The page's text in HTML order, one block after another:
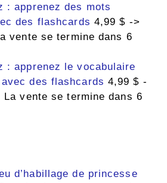
: apprenez des mots
des flashcards 4,99 $ ->
vente se termine dans 6
: apprenez le vocabulaire
avec des flashcards 4,99 $ -
vente se termine dans 6
d’habillage de princesse